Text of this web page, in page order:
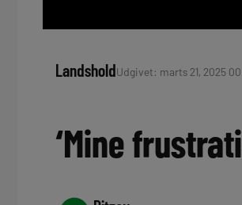
LandsholdUdgivet: marts 21, 2025
‘Mine